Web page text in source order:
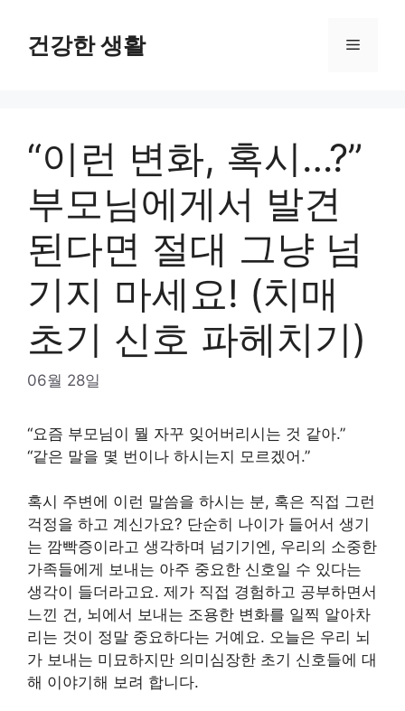
content건강한 생활 Menu
“이런 변화, 혹시…?”
부모님에게서 발견
된다면 절대 그냥 넘
기지 마세요! (치매
초기 신호 파헤치기)
06월 28일
“요즘 부모님이 뭘 자꾸 잊어버리시는 것 같아.”
“같은 말을 몇 번이나 하시는지 모르겠어.”
혹시 주변에 이런 말씀을 하시는 분, 혹은 직접 그런
걱정을 하고 계신가요? 단순히 나이가 들어서 생기
는 깜빡증이라고 생각하며 넘기기엔, 우리의 소중한
가족들에게 보내는 아주 중요한 신호일 수 있다는
생각이 들더라고요. 제가 직접 경험하고 공부하면서
느낀 건, 뇌에서 보내는 조용한 변화를 일찍 알아차
리는 것이 정말 중요하다는 거예요. 오늘은 우리 뇌
가 보내는 미묘하지만 의미심장한 초기 신호들에 대
해 이야기해 보려 합니다.